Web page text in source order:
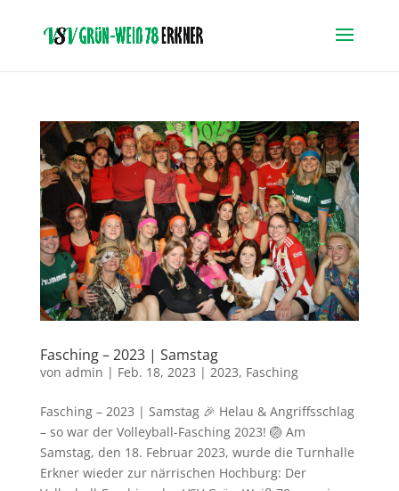
Fasching – 2023 | Samstag
von admin | Feb. 18, 2023 | 2023, Fasching
Fasching – 2023 | Samstag 🎉 Helau & Angriffsschlag
– so war der Volleyball-Fasching 2023! 🏐 Am
Samstag, den 18. Februar 2023, wurde die Turnhalle
Erkner wieder zur närrischen Hochburg: Der